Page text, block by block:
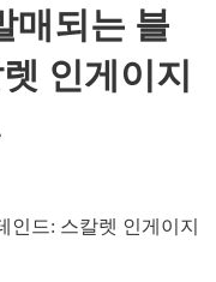
매되는 블
인게이지